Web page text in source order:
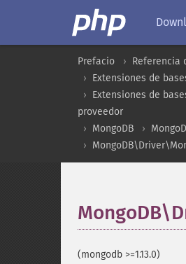
Prefacio
Referencia
Extensiones de
Extensiones de
proveedor
MongoDB
(mongodb >=1.13.0)